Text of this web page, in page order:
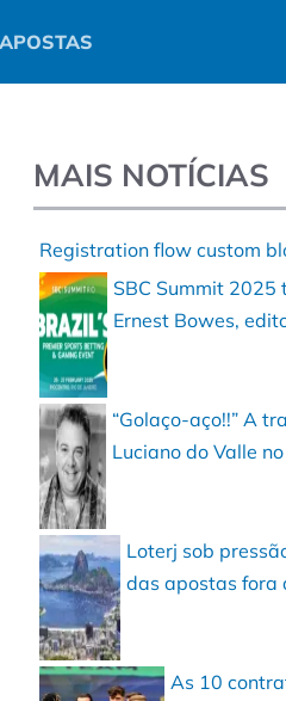
APOSTAS
MAIS NOTÍCIAS
Registration flow custom
SBC Summit 2025
Ernest Bowes,
“Golaço-aço!!” A
Luciano do Valle
Loterj sob
das apostas fora
As 10